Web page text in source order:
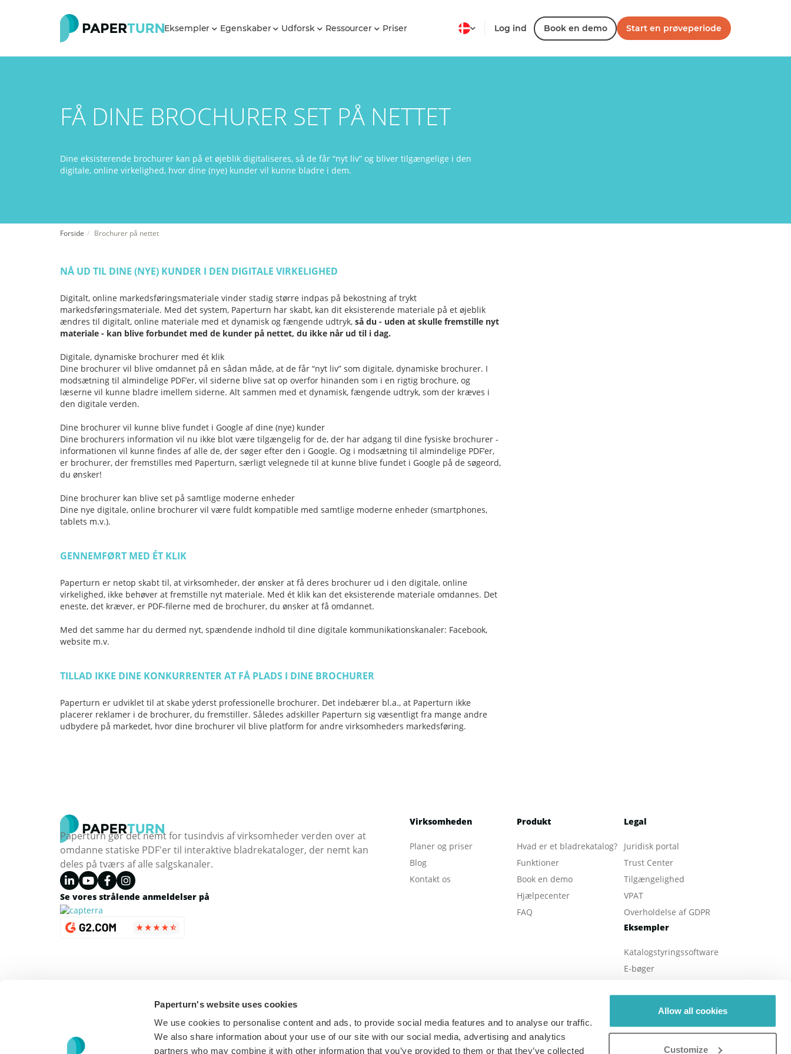
Paperturn's website uses cookies
We use cookies to personalise content and ads, to provide social media features and to analyse our traffic.
We also share information about your use of our site with our social media, advertising and analytics
partners who may combine it with other information that you’ve provided to them or that they’ve collected
Allow all cookies
Customize
Eksempler Egenskaber Udforsk Ressourcer Priser Log ind Book en demo Start en prøveperiode
FÅ DINE BROCHURER SET PÅ NETTET
Dine eksisterende brochurer kan på et øjeblik digitaliseres, så de får “nyt liv” og bliver tilgængelige i den
digitale, online virkelighed, hvor dine (nye) kunder vil kunne bladre i dem.
Forside Brochurer på nettet
NÅ UD TIL DINE (NYE) KUNDER I DEN DIGITALE VIRKELIGHED
Digitalt, online markedsføringsmateriale vinder stadig større indpas på bekostning af trykt
markedsføringsmateriale. Med det system, Paperturn har skabt, kan dit eksisterende materiale på et øjeblik
ændres til digitalt, online materiale med et dynamisk og fængende udtryk, så du - uden at skulle fremstille nyt
materiale - kan blive forbundet med de kunder på nettet, du ikke når ud til i dag.
Digitale, dynamiske brochurer med ét klik
Dine brochurer vil blive omdannet på en sådan måde, at de får “nyt liv” som digitale, dynamiske brochurer. I
modsætning til almindelige PDF’er, vil siderne blive sat op overfor hinanden som i en rigtig brochure, og
læserne vil kunne bladre imellem siderne. Alt sammen med et dynamisk, fængende udtryk, som der kræves i
den digitale verden.
Dine brochurer vil kunne blive fundet i Google af dine (nye) kunder
Dine brochurers information vil nu ikke blot være tilgængelig for de, der har adgang til dine fysiske brochurer -
informationen vil kunne findes af alle de, der søger efter den i Google. Og i modsætning til almindelige PDF’er,
er brochurer, der fremstilles med Paperturn, særligt velegnede til at kunne blive fundet i Google på de søgeord,
du ønsker!
Dine brochurer kan blive set på samtlige moderne enheder
Dine nye digitale, online brochurer vil være fuldt kompatible med samtlige moderne enheder (smartphones,
tablets m.v.).
GENNEMFØRT MED ÉT KLIK
Paperturn er netop skabt til, at virksomheder, der ønsker at få deres brochurer ud i den digitale, online
virkelighed, ikke behøver at fremstille nyt materiale. Med ét klik kan det eksisterende materiale omdannes. Det
eneste, det kræver, er PDF-filerne med de brochurer, du ønsker at få omdannet.
Med det samme har du dermed nyt, spændende indhold til dine digitale kommunikationskanaler: Facebook,
website m.v.
TILLAD IKKE DINE KONKURRENTER AT FÅ PLADS I DINE BROCHURER
Paperturn er udviklet til at skabe yderst professionelle brochurer. Det indebærer bl.a., at Paperturn ikke
placerer reklamer i de brochurer, du fremstiller. Således adskiller Paperturn sig væsentligt fra mange andre
udbydere på markedet, hvor dine brochurer vil blive platform for andre virksomheders markedsføring.
Paperturn gør det nemt for tusindvis af virksomheder verden over at
omdanne statiske PDF'er til interaktive bladrekataloger, der nemt kan
deles på tværs af alle salgskanaler.
Se vores strålende anmeldelser på
Virksomheden
Planer og priser
Blog
Kontakt os
Produkt
Hvad er et bladrekatalog?
Funktioner
Book en demo
Hjælpecenter
FAQ
Legal
Juridisk portal
Trust Center
Tilgængelighed
VPAT
Overholdelse af GDPR
Eksempler
Katalogstyringssoftware
E-bøger
Online brochurer
Digitale rapporter
Online menu